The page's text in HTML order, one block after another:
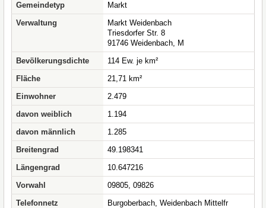
Gemeindetyp
Markt
Verwaltung
Markt Weidenbach
Triesdorfer Str. 8
91746 Weidenbach, M
Bevölkerungsdichte
114 Ew. je km²
Fläche
21,71 km²
Einwohner
2.479
davon weiblich
1.194
davon männlich
1.285
Breitengrad
49.198341
Längengrad
10.647216
Vorwahl
09805, 09826
Telefonnetz
Burgoberbach, Weidenbach Mittelfr